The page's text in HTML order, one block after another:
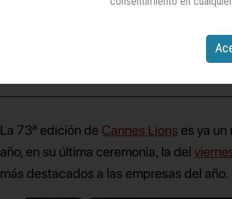
La 73ª edición de Cannes Lions es ya un
año, en su última ceremonia, la del
más destacados a las empresas del año.